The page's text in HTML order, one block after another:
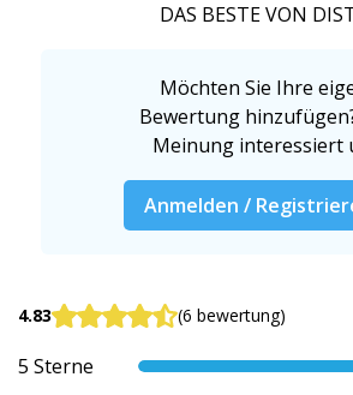
DAS BESTE VON
Möchten Sie Ihre
Bewertung
Meinung interessiert
Anmelden /
4.83 (6 bewertung)
5 Sterne